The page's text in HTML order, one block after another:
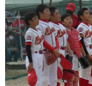
リトルリーグについて